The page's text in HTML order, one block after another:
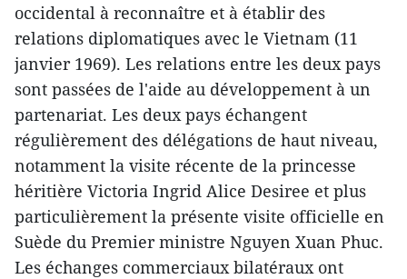
occidental à reconnaître et à établir des
relations diplomatiques avec le Vietnam (11
janvier 1969). Les relations entre les deux pays
sont passées de l'aide au développement à un
partenariat. Les deux pays échangent
régulièrement des délégations de haut niveau,
notamment la visite récente de la princesse
héritière Victoria Ingrid Alice Desiree et plus
particulièrement la présente visite officielle en
Suède du Premier ministre Nguyen Xuan Phuc.
Les échanges commerciaux bilatéraux ont